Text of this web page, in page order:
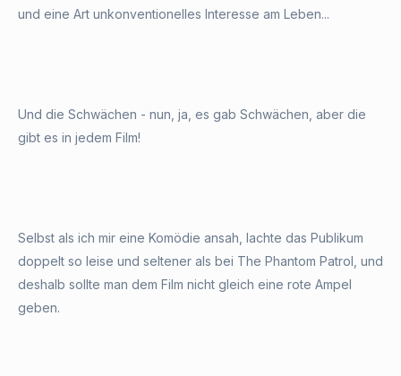
und eine Art unkonventionelles Interesse am Leben...
Und die Schwächen - nun, ja, es gab Schwächen, aber die
gibt es in jedem Film!
Selbst als ich mir eine Komödie ansah, lachte das Publikum
doppelt so leise und seltener als bei The Phantom Patrol, und
deshalb sollte man dem Film nicht gleich eine rote Ampel
geben.